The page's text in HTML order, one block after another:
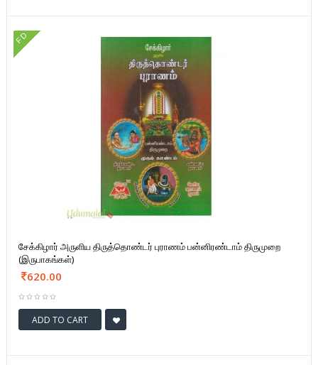
FD
சேக்கிழார் அருளிய திருத்தொண்டர் புராணம் பன்னிரண்டாம் திருமுறை
(இருபாகங்கள்)
620.00
ADD TO CART